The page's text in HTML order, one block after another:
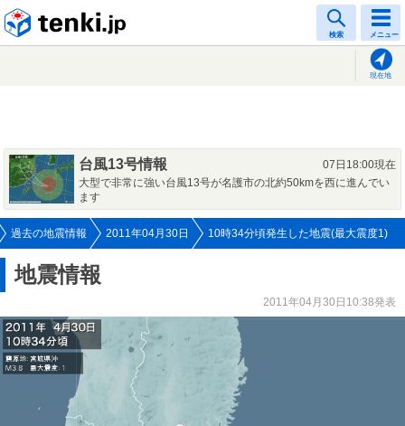
検索 メニュー
現在地
台風13号情報
07日18:00現在
大型で非常に強い台風13号が名護市の北約50kmを西に進んでい
ます
過去の地震情報 2011年04月30日 10時34分頃発生した地震(最大震度1)
地震情報
2011年04月30日10:38発表